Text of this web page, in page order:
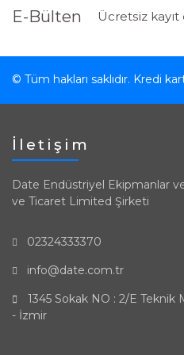
E-Bülten Ücretsiz
© Tüm hakları saklıdır. Kredi
İletişim
Date Endüstriyel Ekipmanlar
ve Ticaret Limited Şirketi
02324333370
info@date.com.tr
1345 Sokak NO : 2/E
- İzmir